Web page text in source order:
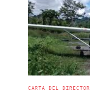
CARTA DEL DIRECTOR